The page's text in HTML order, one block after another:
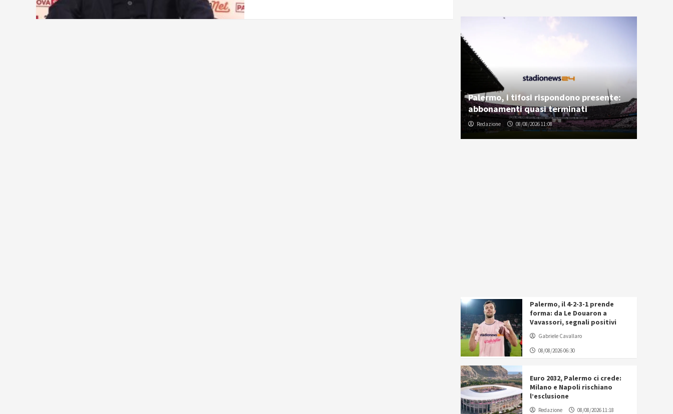
Palermo, i tifosi rispondono presente:
abbonamenti quasi terminati
Redazione 08/08/2026 11:08
Palermo, il 4-2-3-1 prende
forma: da Le Douaron a
Vavassori, segnali positivi
Gabriele Cavallaro
08/08/2026 06:30
Euro 2032, Palermo ci crede:
Milano e Napoli rischiano
l’esclusione
Redazione 08/08/2026 11:18